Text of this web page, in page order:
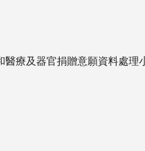
醫療及器官捐贈意願資料處理